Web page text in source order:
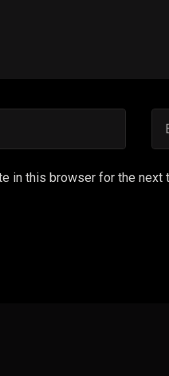
in this browser for the next